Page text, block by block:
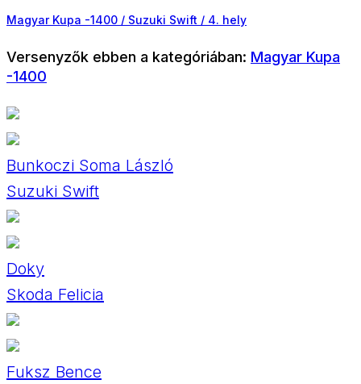
Magyar Kupa -1400 / Suzuki Swift / 4. hely
Versenyzők ebben a kategóriában: Magyar Kupa
-1400
Bunkoczi Soma László
Suzuki Swift
Doky
Skoda Felicia
Fuksz Bence